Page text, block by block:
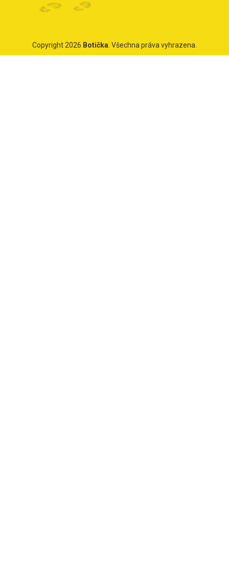
Copyright 2026 Botička . Všechna práva vyhrazena.